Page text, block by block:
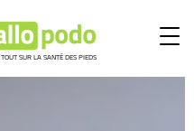
TOUT SUR LA SANTÉ DES PIEDS